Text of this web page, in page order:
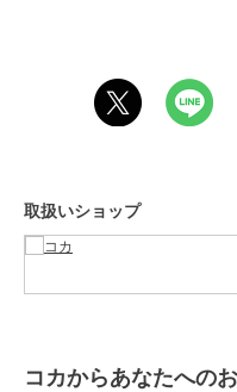
裏地：なし
ポケット：なし
※モデル着用写真は撮影環境
実際のカラーと異なって見え
くためにも素材や縫製につき
取扱いショップ
コカからあなたへの